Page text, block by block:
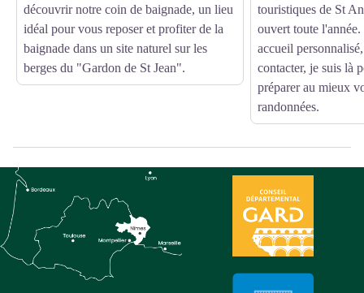
découvrir notre coin de baignade, un lieu
idéal pour vous reposer et profiter de la
baignade dans un site naturel sur les
berges du "Gardon de St Jean".
touristiques de St
ouvert toute
accueil
contacter, je suis là
préparer au mieux
randonnées.